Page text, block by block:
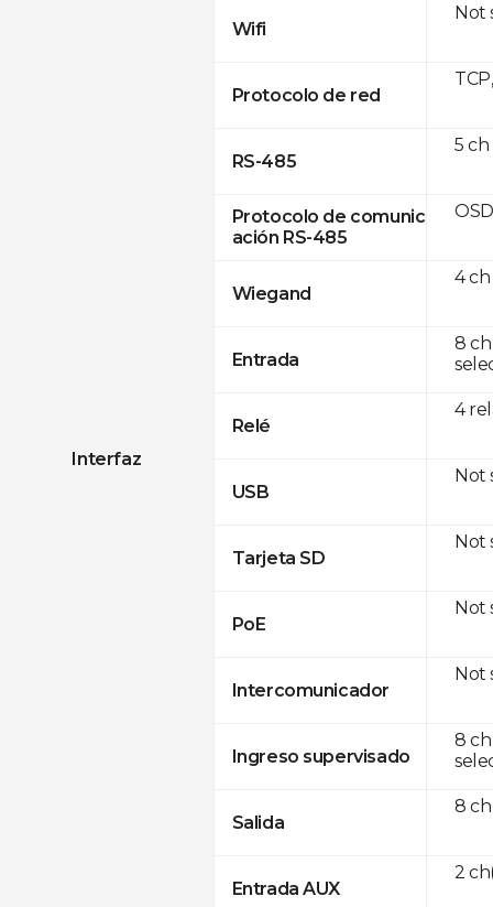
Interfaz
Wifi
Protocolo de red
RS-485
Protocolo de comunic
ación RS-485
Wiegand
Entrada
Relé
USB
Tarjeta SD
PoE
Intercomunicador
Ingreso supervisado
Salida
Entrada AUX
Not
5 ch
4 ch
8
4
Not
Not
Not
Not
8
8 ch
2